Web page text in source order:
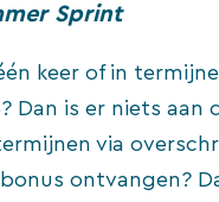
Sprint
keer of in
Dan is er niets aan
via
ontvangen?